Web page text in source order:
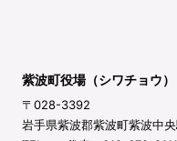
紫波町役場（シワチョウ）
〒028-3392
岩手県紫波郡紫波町紫波中